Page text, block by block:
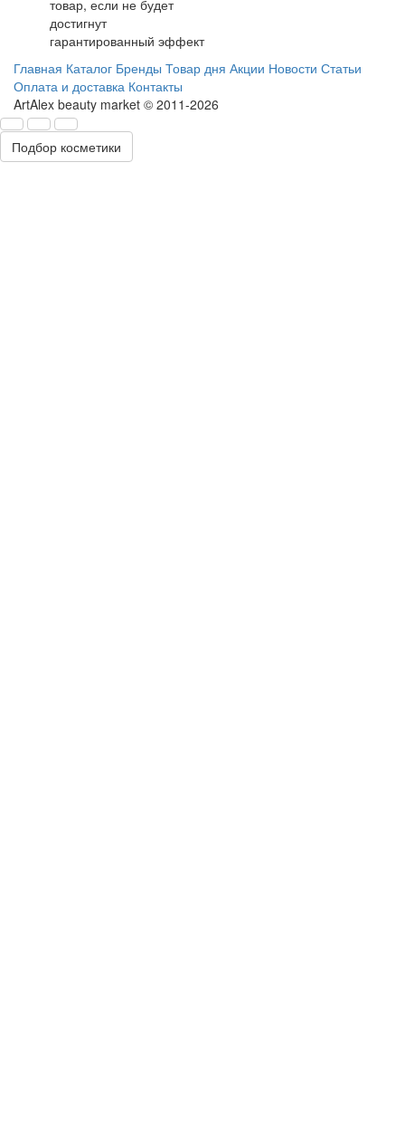
товар, если не будет
достигнут
гарантированный эффект
Главная Каталог Бренды Товар дня Акции Новости Статьи
Оплата и доставка Контакты
ArtAlex beauty market © 2011-2026
Подбор косметики